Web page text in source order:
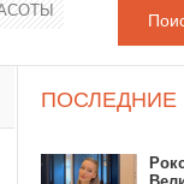
ПОСЛЕДНИЕ
пользователя?